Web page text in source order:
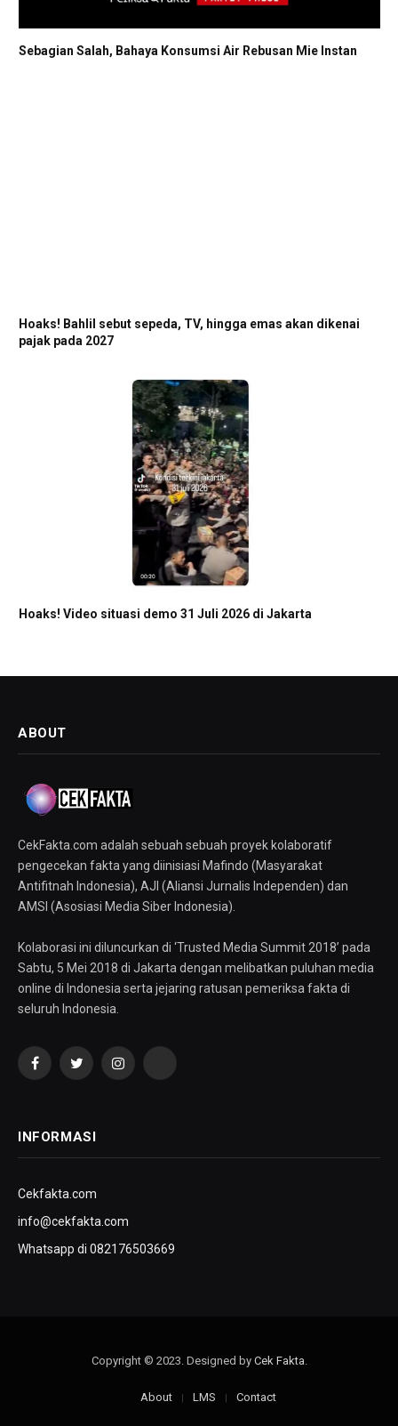
Sebagian Salah, Bahaya Konsumsi Air Rebusan Mie Instan
Hoaks! Bahlil sebut sepeda, TV, hingga emas akan dikenai
pajak pada 2027
Hoaks! Video situasi demo 31 Juli 2026 di Jakarta
ABOUT
CekFakta.com adalah sebuah sebuah proyek kolaboratif
pengecekan fakta yang diinisiasi Mafindo (Masyarakat
Antifitnah Indonesia), AJI (Aliansi Jurnalis Independen) dan
AMSI (Asosiasi Media Siber Indonesia).
Kolaborasi ini diluncurkan di ‘Trusted Media Summit 2018’ pada
Sabtu, 5 Mei 2018 di Jakarta dengan melibatkan puluhan media
online di Indonesia serta jejaring ratusan pemeriksa fakta di
seluruh Indonesia.
FacebookTwitterInstagramYouTube
INFORMASI
Cekfakta.com
info@cekfakta.com
Whatsapp di 082176503669
Copyright © 2023. Designed by Cek Fakta.
About LMS Contact